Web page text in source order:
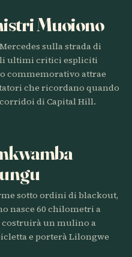
Muoiono
sulla strada di
ultimi critici espliciti
commemorativo attrae
che ricordano quando
di Capital Hill.
sotto ordini di blackout,
nasce 60 chilometri a
costruirà un mulino a
e porterà Lilongwe